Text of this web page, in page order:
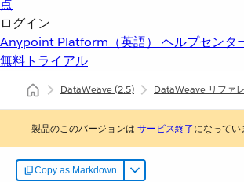
点
ログイン
Anypoint Platform（英語） ヘルプセンタ
無料トライアル
DataWeave(2.5) DataWeave リファ
製品のこのバージョンは サービス終了になってい
Copy as Markdown